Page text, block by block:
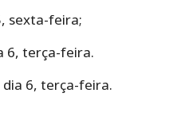
sexta-feira;
6, terça-feira.
6, terça-feira.